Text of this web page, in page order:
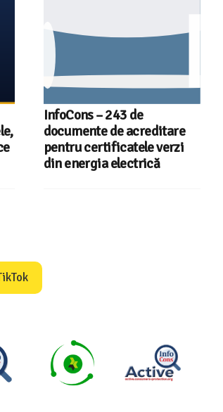
InfoCons – 243 de
documente de acreditare
pentru certificatele verzi
din energia electrică